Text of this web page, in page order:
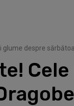
glume despre